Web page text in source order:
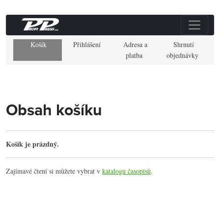
Košík Přihlášení
Adresa a
platba
Shrnutí
objednávky
Obsah košíku
Košík je prázdný.
Zajímavé čtení si můžete vybrat v katalogu časopisů.